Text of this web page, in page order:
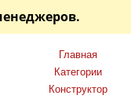
Главная
Категории
Конструктор